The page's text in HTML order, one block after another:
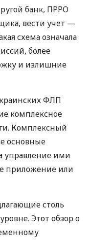
банк, ПРРО
вести учет —
схема означала
более
и излишние
ФЛП
комплексное
Комплексный
основные
управление ими
приложение или
столь
Этот обзор о